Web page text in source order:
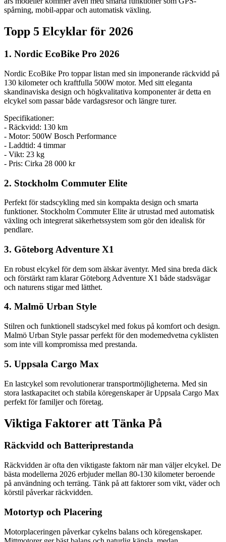
spårning, mobil-appar och automatisk växling.
Topp 5 Elcyklar för 2026
1. Nordic EcoBike Pro 2026
Nordic EcoBike Pro toppar listan med sin imponerande räckvidd på
130 kilometer och kraftfulla 500W motor. Med sitt eleganta
skandinaviska design och högkvalitativa komponenter är detta en
elcykel som passar både vardagsresor och längre turer.
Specifikationer:
- Räckvidd: 130 km
- Motor: 500W Bosch Performance
- Laddtid: 4 timmar
- Vikt: 23 kg
- Pris: Cirka 28 000 kr
2. Stockholm Commuter Elite
Perfekt för stadscykling med sin kompakta design och smarta
funktioner. Stockholm Commuter Elite är utrustad med automatisk
växling och integrerat säkerhetssystem som gör den idealisk för
pendlare.
3. Göteborg Adventure X1
En robust elcykel för dem som älskar äventyr. Med sina breda däck
och förstärkt ram klarar Göteborg Adventure X1 både stadsvägar
och naturens stigar med lätthet.
4. Malmö Urban Style
Stilren och funktionell stadscykel med fokus på komfort och design.
Malmö Urban Style passar perfekt för den modemedvetna cyklisten
som inte vill kompromissa med prestanda.
5. Uppsala Cargo Max
En lastcykel som revolutionerar transportmöjligheterna. Med sin
stora lastkapacitet och stabila köregenskaper är Uppsala Cargo Max
perfekt för familjer och företag.
Viktiga Faktorer att Tänka På
Räckvidd och Batteriprestanda
Räckvidden är ofta den viktigaste faktorn när man väljer elcykel. De
bästa modellerna 2026 erbjuder mellan 80-130 kilometer beroende
på användning och terräng. Tänk på att faktorer som vikt, väder och
körstil påverkar räckvidden.
Motortyp och Placering
Motorplaceringen påverkar cykelns balans och köregenskaper.